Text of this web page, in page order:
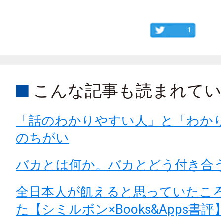
1
こんな記事も読まれて
「話のわかりやすい人」と「わか
のちがい
バカとは何か。バカとどう付き合
全日本人が飢えると思っていたこ
た【シミルボン×Books&Apps書評